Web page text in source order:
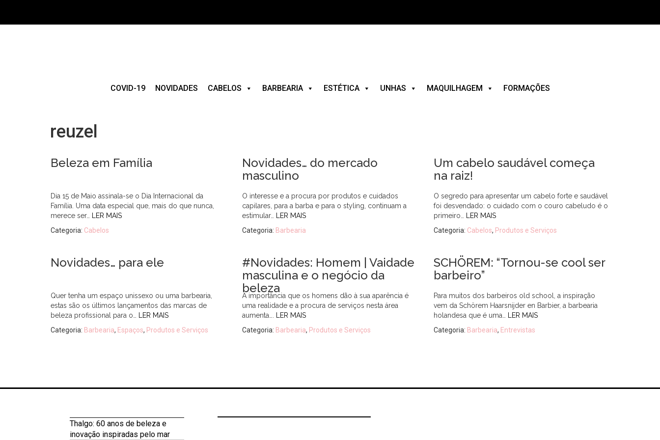
COVID-19 NOVIDADES CABELOS BARBEARIA ESTÉTICA UNHAS MAQUILHAGEM FORMAÇÕES
reuzel
Beleza em Família
Dia 15 de Maio assinala-se o Dia Internacional da
Família. Uma data especial que, mais do que nunca,
merece ser…
LER MAIS
Categoria: Cabelos
Novidades… do mercado
masculino
O interesse e a procura por produtos e cuidados
capilares, para a barba e para o styling, continuam a
estimular…
LER MAIS
Categoria: Barbearia
Um cabelo saudável começa
na raiz!
O segredo para apresentar um cabelo forte e saudável
foi desvendado: o cuidado com o couro cabeludo é o
primeiro…
LER MAIS
Categoria: Cabelos, Produtos e Serviços
Novidades… para ele
Quer tenha um espaço unissexo ou uma barbearia,
estas são os últimos lançamentos das marcas de
beleza profissional para o…
LER MAIS
Categoria: Barbearia, Espaços, Produtos e Serviços
#Novidades: Homem | Vaidade
masculina e o negócio da
beleza
A importância que os homens dão à sua aparência é
uma realidade e a procura de serviços nesta área
aumenta….
LER MAIS
Categoria: Barbearia, Produtos e Serviços
SCHÖREM: “Tornou-se cool ser
barbeiro”
Para muitos dos barbeiros old school, a inspiração
vem da Schörem Haarsnijder en Barbier, a barbearia
holandesa que é uma…
LER MAIS
Categoria: Barbearia, Entrevistas
Thalgo: 60 anos de beleza e
inovação inspiradas pelo mar